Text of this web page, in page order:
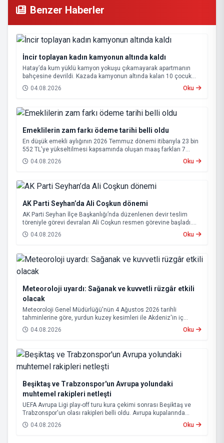
Benzer Haberler
İncir toplayan kadın kamyonun altında kaldı
Hatay’da kum yüklü kamyon yokuşu çıkamayarak apartmanın
bahçesine devrildi. Kazada kamyonun altında kalan 10 çocuk
annesi 65 yaşındaki kadın hayatını kaybetti.
04.08.2026 Oku
Emeklilerin zam farkı ödeme tarihi belli oldu
En düşük emekli aylığının 2026 Temmuz dönemi itibarıyla 23 bin
552 TL'ye yükseltilmesi kapsamında oluşan maaş farkları 7
Ağustos 2026 tarihinde hesaplara yatırılacak.
04.08.2026 Oku
AK Parti Seyhan’da Ali Coşkun dönemi
AK Parti Seyhan İlçe Başkanlığı’nda düzenlenen devir teslim
töreniyle görevi devralan Ali Coşkun resmen görevine başladı.
Hizmet vurgusu yapan Coşkun, “AK Partili olmak, bu ülkenin her
metrekaresine sevdalı olmaktır” dedi.
04.08.2026 Oku
Meteoroloji uyardı: Sağanak ve kuvvetli rüzgâr etkili
olacak
Meteoroloji Genel Müdürlüğü'nün 4 Ağustos 2026 tarihli
tahminlerine göre, yurdun kuzey kesimleri ile Akdeniz'in iç
bölgelerinde yer yer sağanak ve gök gürültülü sağanak yağış
bekleniyor.
04.08.2026 Oku
Beşiktaş ve Trabzonspor'un Avrupa yolundaki
muhtemel rakipleri netleşti
UEFA Avrupa Ligi play-off turu kura çekimi sonrası Beşiktaş ve
Trabzonspor'un olası rakipleri belli oldu. Avrupa kupalarında
yoluna devam eden Beşiktaş ve Trabzonspor, grup aşamasına
kalabilmek için kritik eşleşmelerle karşı karşıya gelecek.
04.08.2026 Oku